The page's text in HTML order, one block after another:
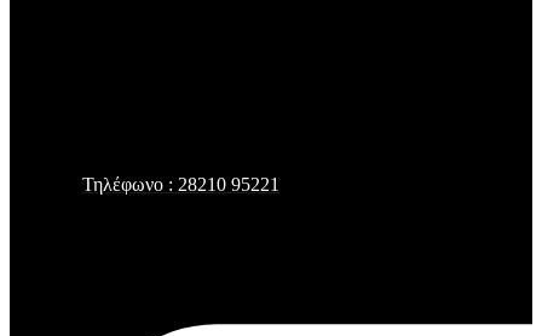
Τηλέφωνο : 28210 95221